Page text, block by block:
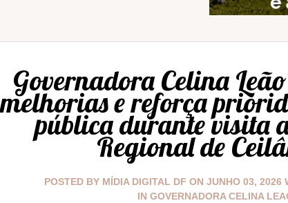
Governadora Celina
melhorias e reforça
pública durante visita
Regional de
POSTED BY MÍDIA DIGITAL DF ONJUNHO 03, 2026
IN GOVERNADORA CELINA